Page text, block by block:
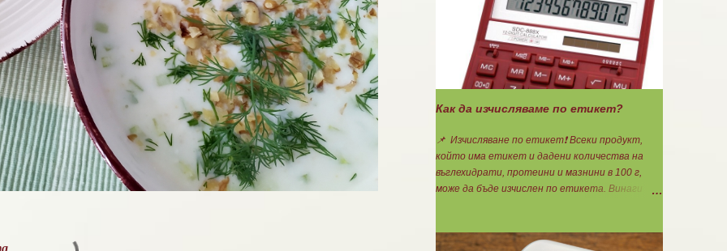
Как да изчисляваме по етикет?
📌 Изчисляване по етикет❗ Всеки продукт,
който има етикет и дадени количества на
въглехидрати, протеини и мазнини в 100 г,
може да бъде изчислен по етикета. Винаги
етикет: Протеини: 700 : съдържанието на